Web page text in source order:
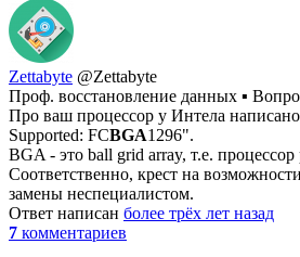
Zettabyte @Zettabyte
Проф. восстановление данных ▪
Про ваш процессор у Интела
Supported: FCBGA1296".
BGA - это ball grid array, т.е. процессор
Соответственно, крест на
замены неспециалистом.
Ответ написан более трёх лет назад
7 комментариев